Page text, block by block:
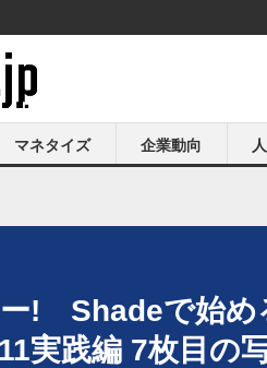
マネタイズ 企業動向
ー! Shadeで始
実践編 7枚目の